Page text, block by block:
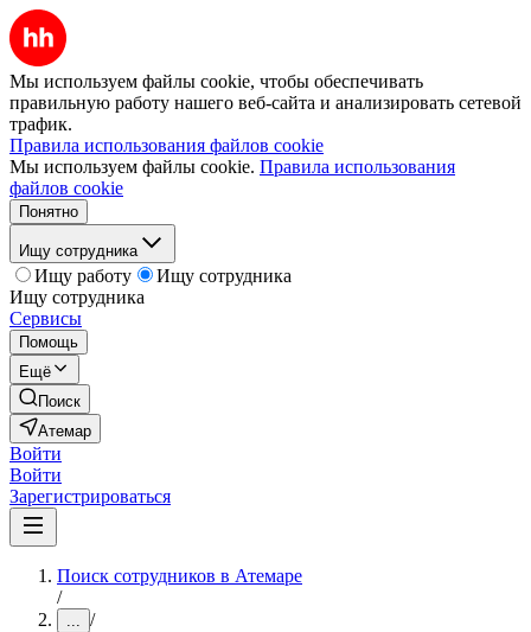
Мы используем файлы cookie, чтобы обеспечивать
правильную работу нашего веб-сайта и анализировать сетевой
трафик.
Правила использования файлов cookie
Мы используем файлы cookie. Правила использования
файлов cookie
Понятно
Ищу сотрудника
Ищу работу
Ищу сотрудника
Ищу сотрудника
Сервисы
Помощь
Ещё
Поиск
Атемар
Войти
Войти
Зарегистрироваться
Поиск сотрудников в Атемаре
/
... /